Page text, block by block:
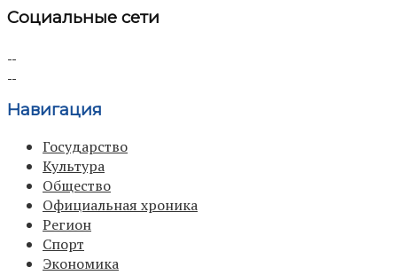
Социальные сети
Навигация
Государство
Культура
Общество
Официальная хроника
Регион
Спорт
Экономика